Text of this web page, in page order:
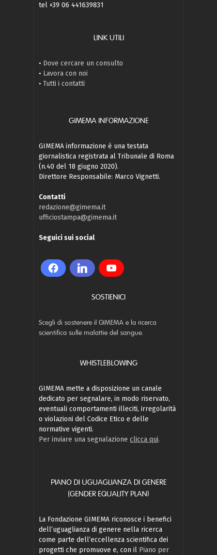
tel +39 06 441639831
LINK UTILI
• Dove cercare un consulto
• Lavora con noi
• Tutti i contatti
GIMEMA INFORMAZIONE
GIMEMA informazione è una testata
giornalistica registrata al Tribunale di Roma
(n.40 del 18 giugno 2020).
Direttore Responsabile: Marco Vignetti.
Contatti
redazione@gimema.it
ufficiostampa@gimema.it
Seguici sui social
SOSTIENICI
Scegli di sostenere il GIMEMA e la ricerca
scientifica sulle malattie del sangue.
WHISTLEBLOWING
GIMEMA mette a disposizione un canale
dedicato per segnalare, in modo riservato,
eventuali comportamenti illeciti, irregolarità
o violazioni del Codice Etico e delle
normative vigenti.
Per inviare una segnalazione clicca qui.
PIANO DI UGUAGLIANZA DI GENERE
(GENDER EQUALITY PLAN)
La Fondazione GIMEMA riconosce i benefici
dell’uguaglianza di genere nella ricerca
come parte dell’eccellenza scientifica dei
progetti che promuove e, con il Piano per